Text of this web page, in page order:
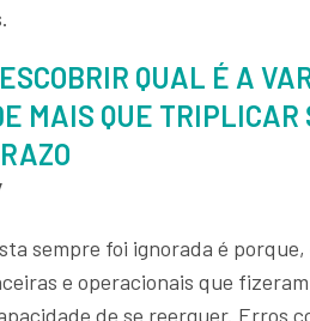
QUAL É A
MAIS QUE
sempre foi ignorada é
e operacionais que
de se reerguer. Erros